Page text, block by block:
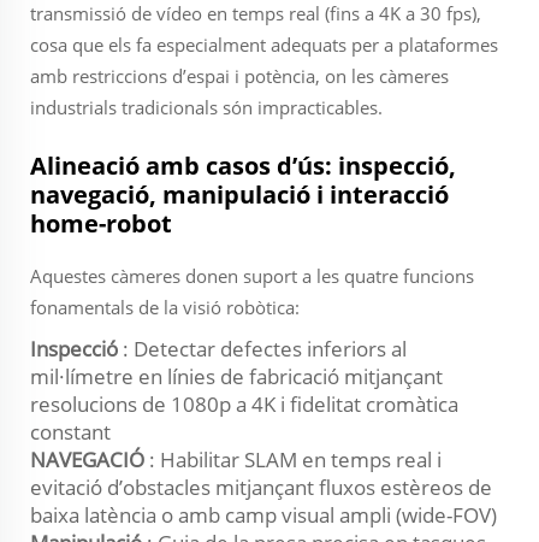
transmissió de vídeo en temps real (fins a 4K a 30 fps),
cosa que els fa especialment adequats per a plataformes
amb restriccions d’espai i potència, on les càmeres
industrials tradicionals són impracticables.
Alineació amb casos d’ús: inspecció,
navegació, manipulació i interacció
home-robot
Aquestes càmeres donen suport a les quatre funcions
fonamentals de la visió robòtica:
Inspecció : Detectar defectes inferiors al
mil·límetre en línies de fabricació mitjançant
resolucions de 1080p a 4K i fidelitat cromàtica
constant
NAVEGACIÓ : Habilitar SLAM en temps real i
evitació d’obstacles mitjançant fluxos estèreos de
baixa latència o amb camp visual ampli (wide-FOV)